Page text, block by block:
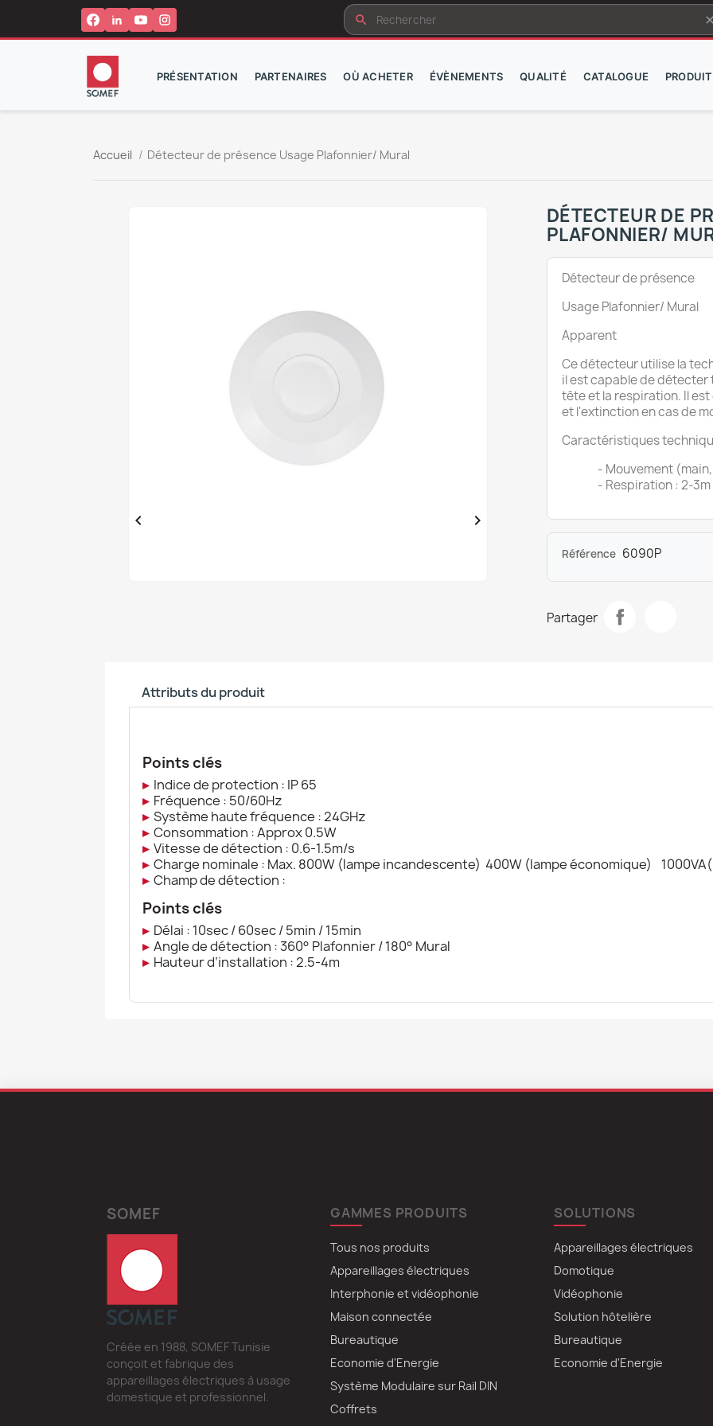
search
PRÉSENTATION PARTENAIRES OÙ ACHETER ÉVÈNEMENTS QUALITÉ CATALOGUE
Accueil Détecteur de présence Usage Plafonnier/ Mural
 
DÉTECTEUR DE
PLAFONNIER/
Détecteur de présence
Usage Plafonnier/ Mural
Apparent
Ce détecteur utilise la
il est capable de détecter
tête et la respiration. Il
et l'extinction en cas de
Caractéristiques
- Mouvement (main,
- Respiration :
Référence 6090P
Partager
Attributs du produit
Points clés
▸ Indice de protection : IP 65
▸ Fréquence : 50/60Hz
▸ Système haute fréquence : 24GHz
▸ Consommation : Approx 0.5W
▸ Vitesse de détection : 0.6-1.5m/s
▸ Charge nominale : Max. 800W (lampe incandescente) 400W (lampe économique)
▸ Champ de détection :
Points clés
▸ Délai : 10sec / 60sec / 5min / 15min
▸ Angle de détection : 360° Plafonnier / 180° Mural
▸ Hauteur d’installation : 2.5-4m
SOMEF
Créée en 1988, SOMEF Tunisie
conçoit et fabrique des
appareillages électriques à usage
domestique et professionnel.
GAMMES PRODUITS
Tous nos produits
Appareillages électriques
Interphonie et vidéophonie
Maison connectée
Bureautique
Economie d'Energie
Système Modulaire sur Rail DIN
Coffrets
SOLUTIONS
Appareillages électriques
Domotique
Vidéophonie
Solution hôtelière
Bureautique
Economie d'Energie